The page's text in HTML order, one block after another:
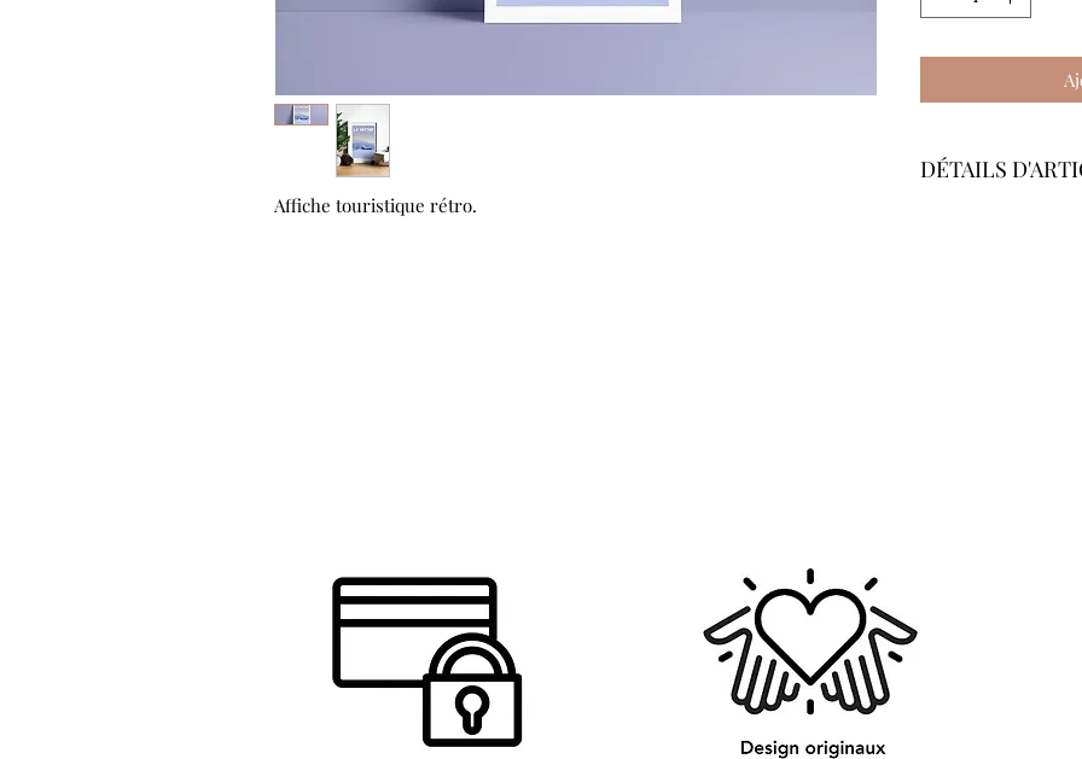
Affiche touristique rétro.
DÉTAILS